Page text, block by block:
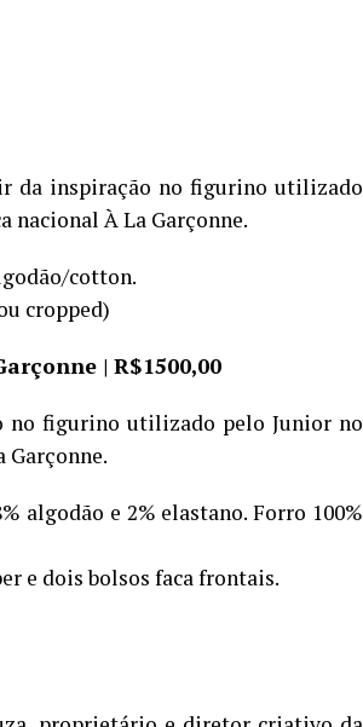
da inspiração no figurino utilizado
nacional À La Garçonne.
cotton.
cropped)
| R$1500,00
no figurino utilizado pelo Junior no
Garçonne.
algodão e 2% elastano. Forro 100%
e dois bolsos faca frontais.